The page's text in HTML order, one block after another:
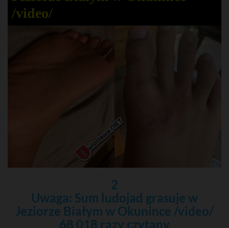
/video/
2
Uwaga: Sum ludojad grasuje w
Jeziorze Białym w Okunince /video/
68 018 razy czytany